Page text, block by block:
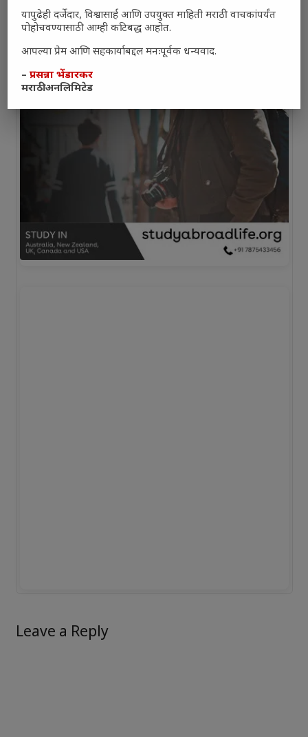
Leave a Reply
यापुढेही दर्जेदार, विश्वासार्ह आणि उपयुक्त माहिती मराठी वाचकांपर्यंत
पोहोचवण्यासाठी आम्ही कटिबद्ध आहोत.
आपल्या प्रेम आणि सहकार्याबद्दल मनःपूर्वक धन्यवाद.
–प्रसन्ना भेंडारकर
मराठी अनलिमिटेड